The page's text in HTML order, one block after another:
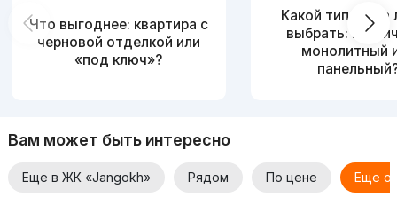
Что выгоднее: квартира с
черновой отделкой или
«под ключ»?
Какой тип дома
выбрать:
монолитный
Вам может быть интересно
Еще в ЖК «Jangokh» Рядом По цене Еще